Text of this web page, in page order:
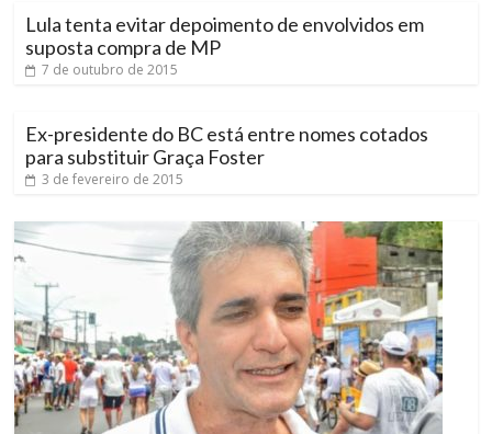
Lula tenta evitar depoimento de envolvidos em
suposta compra de MP
7 de outubro de 2015
Ex-presidente do BC está entre nomes cotados
para substituir Graça Foster
3 de fevereiro de 2015